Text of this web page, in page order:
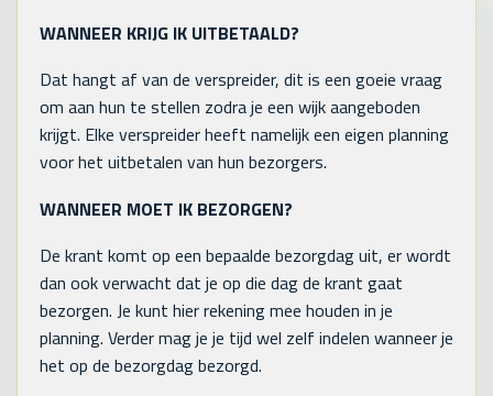
WANNEER KRIJG IK UITBETAALD?
Dat hangt af van de verspreider, dit is een goeie vraag
om aan hun te stellen zodra je een wijk aangeboden
krijgt. Elke verspreider heeft namelijk een eigen planning
voor het uitbetalen van hun bezorgers.
WANNEER MOET IK BEZORGEN?
De krant komt op een bepaalde bezorgdag uit, er wordt
dan ook verwacht dat je op die dag de krant gaat
bezorgen. Je kunt hier rekening mee houden in je
planning. Verder mag je je tijd wel zelf indelen wanneer je
het op de bezorgdag bezorgd.